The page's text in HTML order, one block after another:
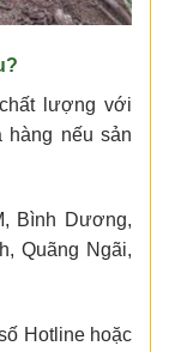
?
chất lượng với
hàng nếu sản
Bình Dương,
Quãng Ngãi,
Hotline hoặc